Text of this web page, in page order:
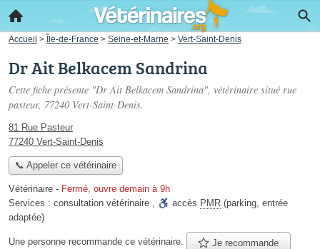
Accueil > Île-de-France > Seine-et-Marne > Vert-Saint-Denis
Dr Ait Belkacem Sandrina
Cette fiche présente "Dr Ait Belkacem Sandrina", vétérinaire situé rue
pasteur, 77240 Vert-Saint-Denis.
81 Rue Pasteur
77240 Vert-Saint-Denis
📞 Appeler ce vétérinaire
Vétérinaire - Fermé, ouvre demain à 9h
Services : consultation vétérinaire , accès PMR (parking, entrée
adaptée)
Une personne recommande ce vétérinaire. Je recommande